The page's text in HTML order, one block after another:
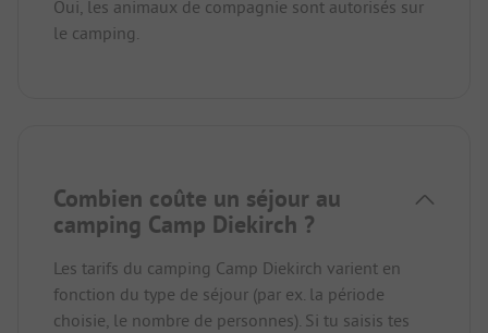
Oui, les animaux de compagnie sont autorisés sur
le camping.
Combien coûte un séjour au
camping Camp Diekirch ?
Les tarifs du camping Camp Diekirch varient en
fonction du type de séjour (par ex. la période
choisie, le nombre de personnes). Si tu saisis tes